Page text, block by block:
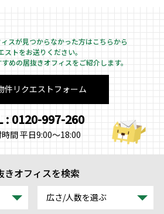
スが見つからなかった方はこちらから
ストをお送りください。
めの居抜きオフィスをご紹介します。
件リクエストフォーム
: 0120-997-260
間 平日9:00～18:00
きオフィスを検索
広さ/人数を選ぶ